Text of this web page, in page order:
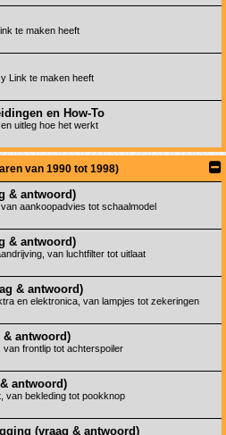
te maken heeft
Link te maken heeft
en How-To
uitleg hoe het werkt
van 1990 tot 1998)
& antwoord)
aankoopadvies tot schaalmodel
& antwoord)
van luchtfilter tot uitlaat
& antwoord)
en elektronica, van lampjes tot zekeringen
& antwoord)
van frontlip tot achterspoiler
antwoord)
van bekleding tot pookknop
(vraag & antwoord)